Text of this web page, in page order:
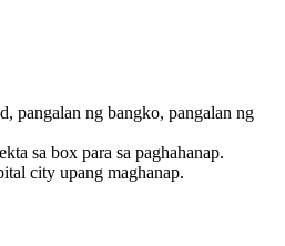
pangalan ng bangko, pangalan ng
sa box para sa paghahanap.
city upang maghanap.